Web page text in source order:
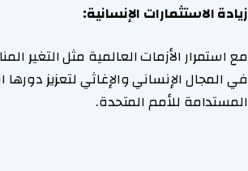
زيادة الاستثمارات الإنسانية:
مع استمرار الأزمات العالمية مثل التغير
في المجال الإنساني والإغاثي لتعزيز
المستدامة للأمم المتحدة.